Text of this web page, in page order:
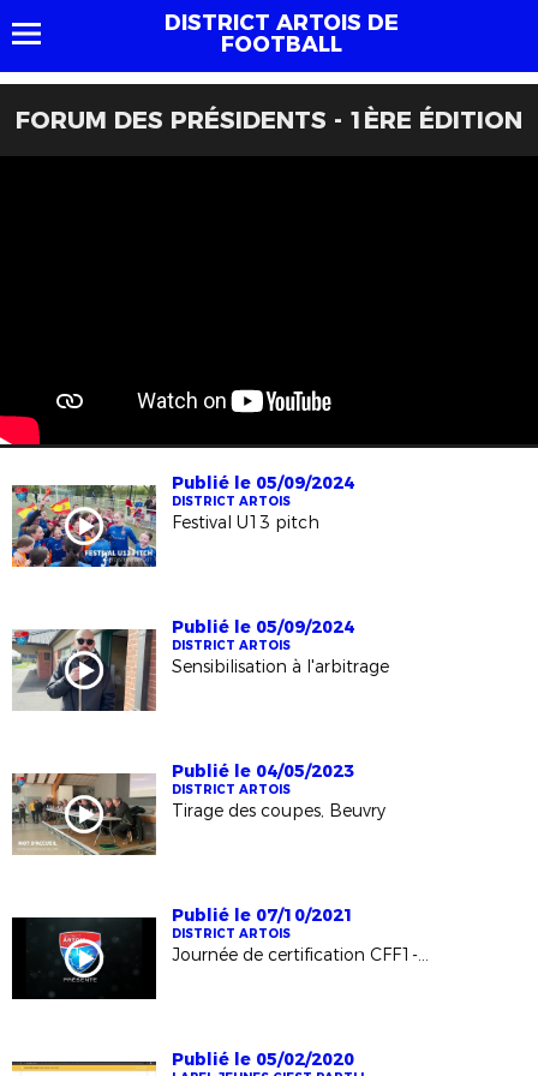
DISTRICT ARTOIS DE
FOOTBALL
FORUM DES PRÉSIDENTS - 1ÈRE ÉDITION
Publié le 05/09/2024
DISTRICT ARTOIS
Festival U13 pitch
Publié le 05/09/2024
DISTRICT ARTOIS
Sensibilisation à l'arbitrage
Publié le 04/05/2023
DISTRICT ARTOIS
Tirage des coupes, Beuvry
Publié le 07/10/2021
DISTRICT ARTOIS
Journée de certification CFF1-CFF3
Publié le 05/02/2020